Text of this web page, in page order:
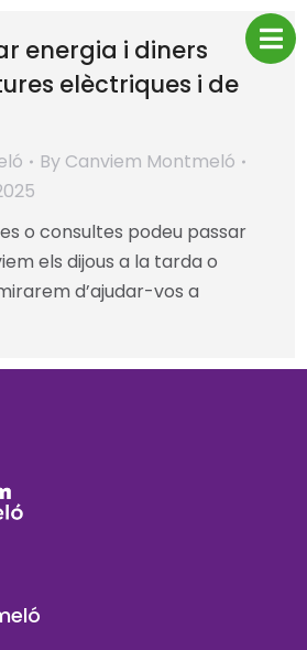
energia i diners
elèctriques i de
By Canviem Montmeló
o consultes podeu passar
els dijous a la tarda o
d’ajudar-vos a